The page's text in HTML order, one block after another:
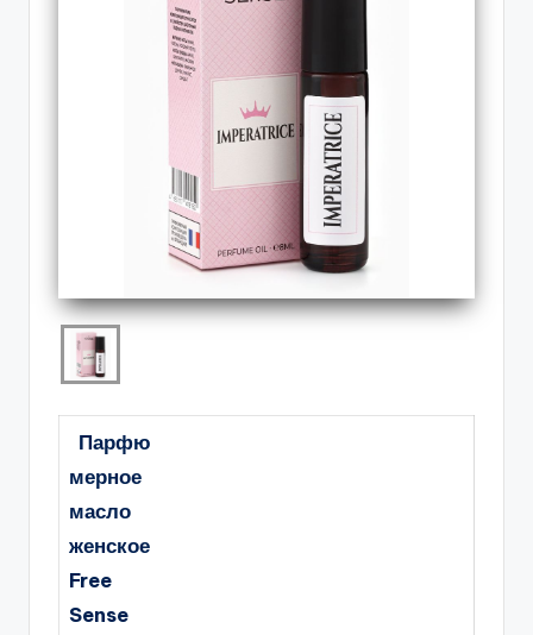
Парфю
мерное
масло
женское
Free
Sense